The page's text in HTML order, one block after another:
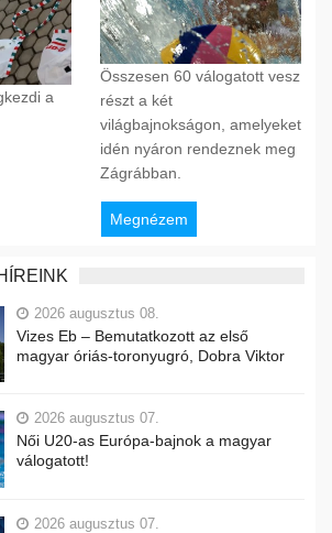
a
Összesen 60 válogatott vesz
részt a két
világbajnokságon, amelyeket
idén nyáron rendeznek meg
Zágrábban.
Megnézem
2026 augusztus 08.
Vizes Eb – Bemutatkozott az első
magyar óriás-toronyugró, Dobra Viktor
2026 augusztus 07.
Női U20-as Európa-bajnok a magyar
válogatott!
2026 augusztus 07.